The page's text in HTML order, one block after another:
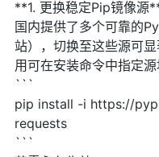
**1. 更换稳定Pip镜像源
国内提供了多个可靠的
站），切换至这些源可
用可在安装命令中指定源
```
pip install -i https://
requests
```